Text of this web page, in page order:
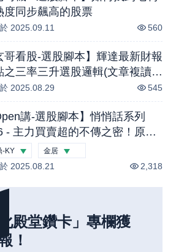
度同步飆高的股票
2025.09.11 560
哥看股-選股腳本】輝達最新財報
之三率三升選股邏輯(文章複讀)
2025.08.29 545
講-選股腳本】悄悄話系列
- 主力買賣超的不傳之密！原來
買賣超可以搭配股權分散表！教
過 5 行程式幫你每天選出主力鎖
-KY
-1.87%
金居
2025.08.21 2,318
化殿堂鑽卡 」 專欄獲
！